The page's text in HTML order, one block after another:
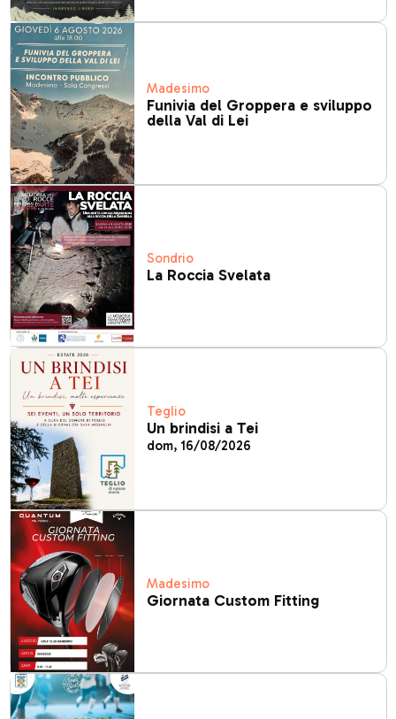
Madesimo
Funivia del Groppera e sviluppo
della Val di Lei
Sondrio
La Roccia Svelata
Teglio
Un brindisi a Tei
dom, 16/08/2026
Madesimo
Giornata Custom Fitting